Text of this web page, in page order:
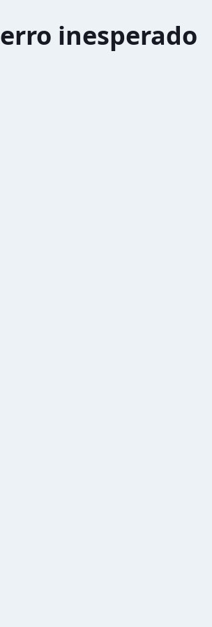
erro inesperado